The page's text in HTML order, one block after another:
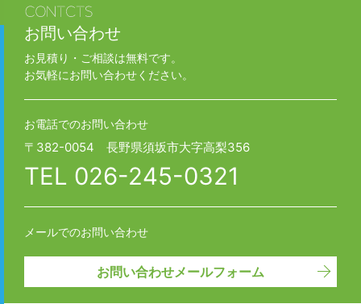
お問い合わせ
お見積り・ご相談は無料です。
お気軽にお問い合わせください。
お電話でのお問い合わせ
〒382-0054 長野県須坂市大字高梨356
TEL 026-245-0321
メールでのお問い合わせ
お問い合わせメールフォーム